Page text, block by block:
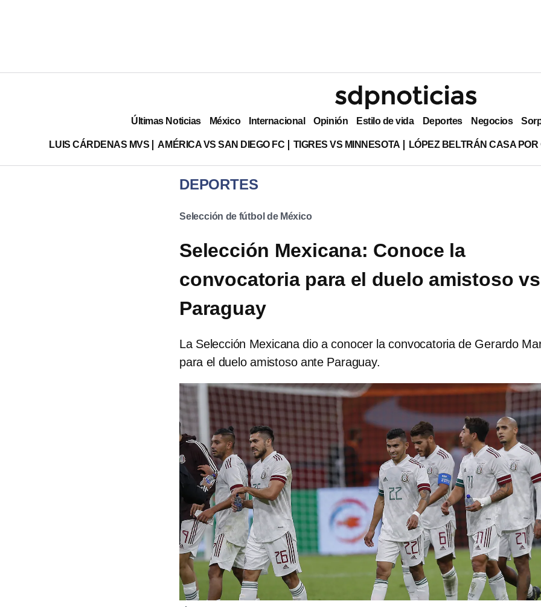
Últimas Noticias México Internacional Opinión Estilo de vida Deportes Negocios
LUIS CÁRDENAS MVS AMÉRICA VS SAN DIEGO FC TIGRES VS MINNESOTA LÓPEZ BELTRÁN CASA
DEPORTES
Selección de fútbol de México
Selección Mexicana: Conoce la
convocatoria para el duelo amistoso vs
Paraguay
La Selección Mexicana dio a conocer la convocatoria de Gerardo
para el duelo amistoso ante Paraguay.